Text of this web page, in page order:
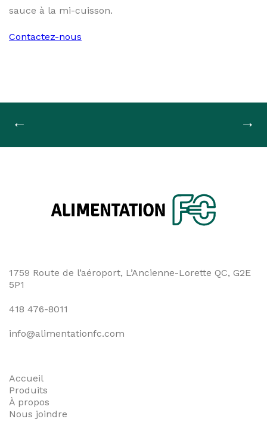
sauce à la mi-cuisson.
Contactez-nous
Navigation
→
←
1759 Route de l’aéroport, L’Ancienne-Lorette QC, G2E
5P1
418 476-8011
info@alimentationfc.com
Accueil
Produits
À propos
Nous joindre